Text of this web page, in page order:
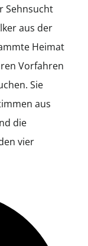
Sehnsucht
aus der
Heimat
Vorfahren
Sie
aus
die
vier